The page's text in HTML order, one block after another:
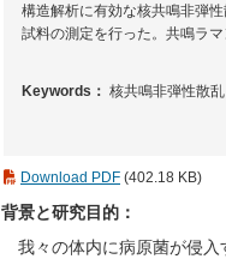
構造解析に有効な核共鳴非弾
試料の測定を行った。共鳴ラ
Keywords： 核共鳴非弾性散
Download PDF (402.18 KB)
背景と研究目的：
我々の体内に病原菌が侵入